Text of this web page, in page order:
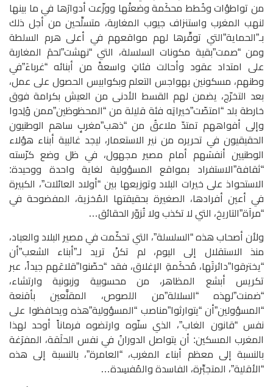
من تواطؤات وخُطط محكَمة وضعتْها ووزّعت أدوارَها في ما بينها
لنهب المغرب واستنزاف جيوب المغاربة، متسلِّحين من أجل ذلك
بـ”الحماية”التي توفِّرها لهم مواقعهم في أعلى هرم السلطة
ومن “صمت”بقية مكونات السلسلة، التي “نهشت”لحمَ المغاربة
على امتداد عقود وأحالت فئاتٍ واسعةً من أبنائه “غرباءَ”في
وطنهم، مسكونين بهواجس التعلم وبكوابيس الحصول على عمل،
بعد التخرّج، يضمن لهم القسط الأدنى من العيش بكرامة فوق
خارطة بلد “امتصّت”خيراتِه فئة قليلة من “المحظوظين”ممن وُلِدوا
وإلى أفواههم تمتدّ ملاعقُ من “ذهب”مغربٍ ساهم الوطنيون
الحقيقيون في تحريره من نير الاستعمار، ليجد غالبية أبناء هؤلاء
الوطنيين أنفسَهم أمام مصير مجهول، في ظل وضع كرّسته
“ثقافة”الاستفراد بمواقع المسؤولية لغاية واحدة ووحيدة:
الاستحواذ على خيرات البلاد وتوزيعها بين “أولاد العائلات”، الكبيرة
في أعين أفرادها، الصغيرة بحقيقتها المُخزية، المفضوحة في
“مرآة”التاريخ، التي لا تكذب ولا تُزوّر الحقائق…
ولأن أصحاب هذه “السلسلة”، التي تحكّمت في مصير البلاد والعباد،
منذ الاستقلال إلى اليوم، لم تكنْ تريد لـ”أبناء الشعب”أن
“يخترقوا”دائرتَها، مُحكَمةِ الإغلاق، فقد “حصّنوا”قلاعَهم جيداً، عبر
تكريس أبشع المظاهر، من محسوبية وزبونية وارتشاء،
“ضمنت”لهذه “السلالة”من اللصوص، المقنَّعين بأقنعة
“المسؤولين”أن “يتوارثوا”مناصب “المسؤولية”هذه ويحافظوا على
نفس “قانون الغاب”، الذي سنّوه وارتضوه فرماناً أوحد لهذا
المغرب المسكين: أن يتواصل الدورانُ في نفس الحلَقة، المفرَغة
بالنسبة إلى معظم أبناء المغرب، “العامرة”، بالنسبة إلى هذه
“الأقلية”، المتجبِّرة، الفاسدة والمُفسِدة…